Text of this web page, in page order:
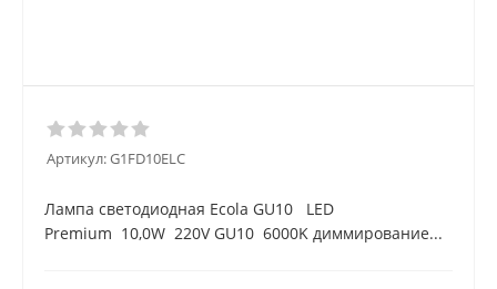
Артикул:G1FD10ELC
Лампа светодиодная Ecola GU10 LED
Premium 10,0W 220V GU10 6000K диммирование...